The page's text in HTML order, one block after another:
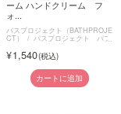
ーム ハンドクリーム フ
ォ...
バスプロジェクト（BATHPROJE
CT） バスプロジェクト パフ
ューム ハンドクリーム
1,540
カートに追加